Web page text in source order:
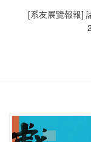
[系友展覽報報]